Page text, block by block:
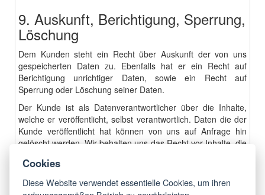
9. Auskunft, Berichtigung, Sperrung,
Löschung
Dem Kunden steht ein Recht über Auskunft der von uns
gespeicherten Daten zu. Ebenfalls hat er ein Recht auf
Berichtigung unrichtiger Daten, sowie ein Recht auf
Sperrung oder Löschung seiner Daten.
Der Kunde ist als Datenverantwortlicher über die Inhalte,
welche er veröffentlicht, selbst verantwortlich. Daten die der
Kunde veröffentlicht hat können von uns auf Anfrage hin
gelöscht werden. Wir behalten uns das Recht vor Inhalte, die
müssen, nicht zu löschen.
Anfragen auf Auskunft, Berichtigung, Sperrung oder
Cookies
Diese Website verwendet essentielle Cookies, um ihren